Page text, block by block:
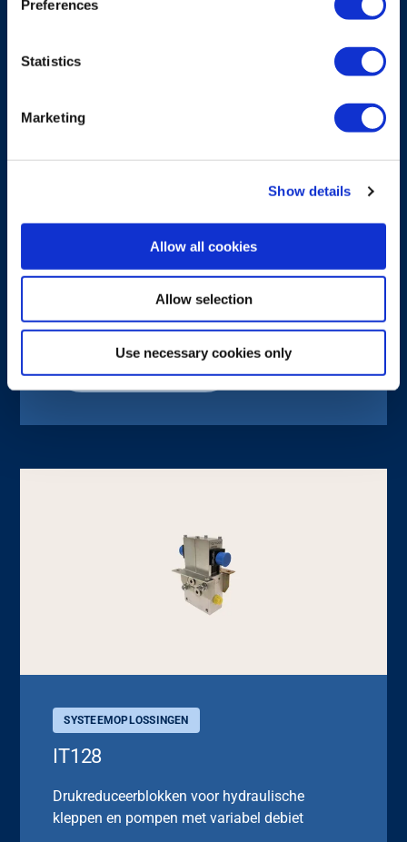
Preferences
Statistics
Marketing
Show details
Allow all cookies
Allow selection
Use necessary cookies only
Proportionele servobediening voor
Ontdek meer
SYSTEEMOPLOSSINGEN
IT128
Drukreduceerblokken voor hydraulische
kleppen en pompen met variabel debiet